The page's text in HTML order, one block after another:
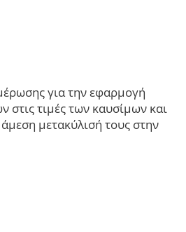
για την εφαρμογή
στις τιμές των καυσίμων και
μετακύλισή τους στην